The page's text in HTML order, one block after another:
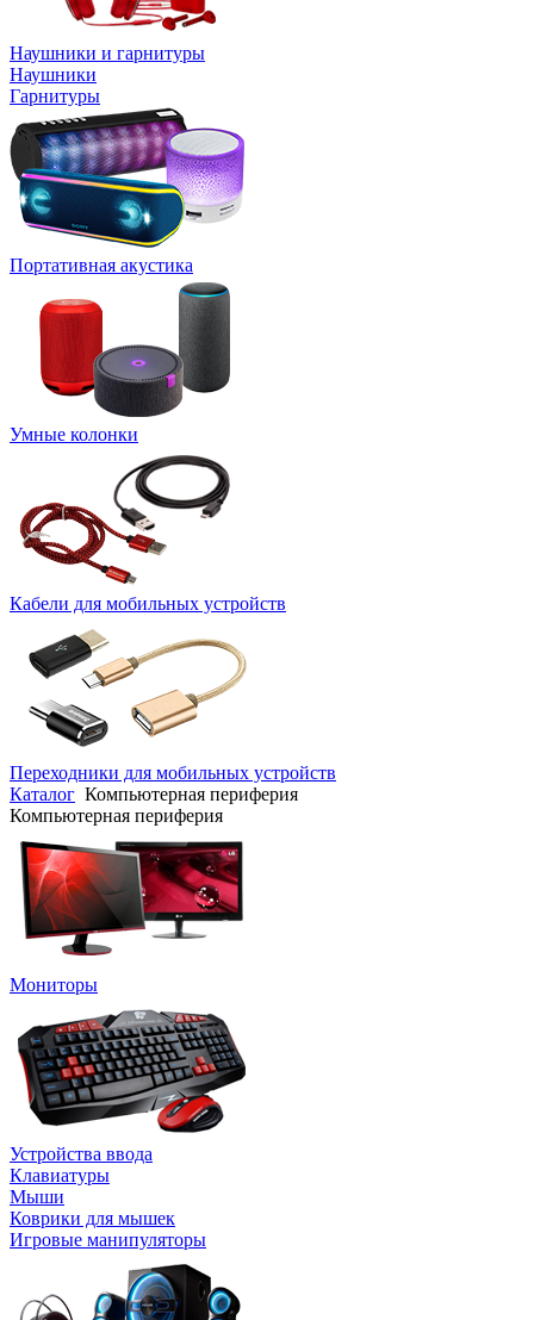
Наушники и гарнитуры
Наушники
Гарнитуры
Портативная акустика
Умные колонки
Кабели для мобильных устройств
Переходники для мобильных устройств
Каталог Компьютерная периферия
Компьютерная периферия
Мониторы
Устройства ввода
Клавиатуры
Мыши
Коврики для мышек
Игровые манипуляторы